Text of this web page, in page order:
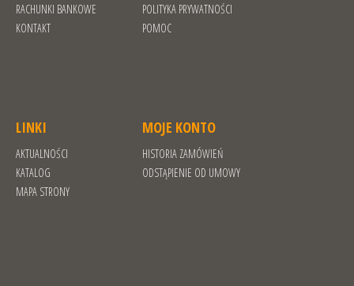
RACHUNKI BANKOWE
KONTAKT
POLITYKA PRYWATNOŚCI
POMOC
LINKI
AKTUALNOŚCI
KATALOG
MAPA STRONY
MOJE KONTO
HISTORIA ZAMÓWIEŃ
ODSTĄPIENIE OD UMOWY